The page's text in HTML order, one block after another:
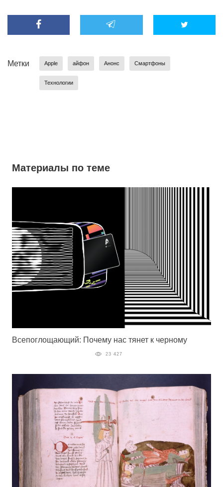
Метки Apple айфон Анонс Смартфоны
Технологии
Материалы по теме
Всепоглощающий: Почему нас тянет к черному
23 427